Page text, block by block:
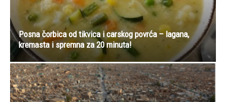
Posna čorbica od tikvica i carskog povrća – lagana,
kremasta i spremna za 20 minuta!